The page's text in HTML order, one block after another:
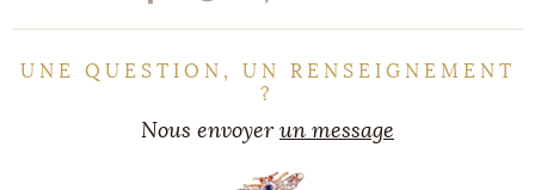
UNE QUESTION, UN RENSEIGNEMENT
?
Nous envoyerun message